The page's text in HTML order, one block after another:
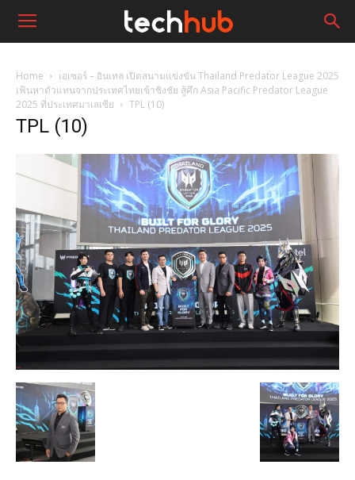
Home
เอเซอร์ – อินเทล เปิดสนามแข่งขัน Thailand Predator League 2025
เฟ้นหาตัวแทนจากประเทศไทยเข้าชิงชัย สู้ศึก Asia Pacific Predator League
2025 ที่ประเทศมาเลเซีย
TPL (10)
TPL (10)